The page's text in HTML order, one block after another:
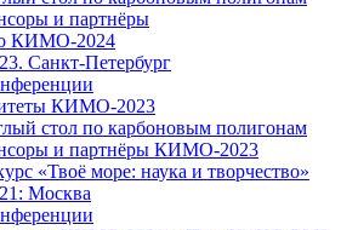
и партнёры
КИМО-2024
Санкт-Петербург
КИМО-2023
стол по карбоновым полигонам
и партнёры КИМО-2023
«Твоё море: наука и творчество»
Москва